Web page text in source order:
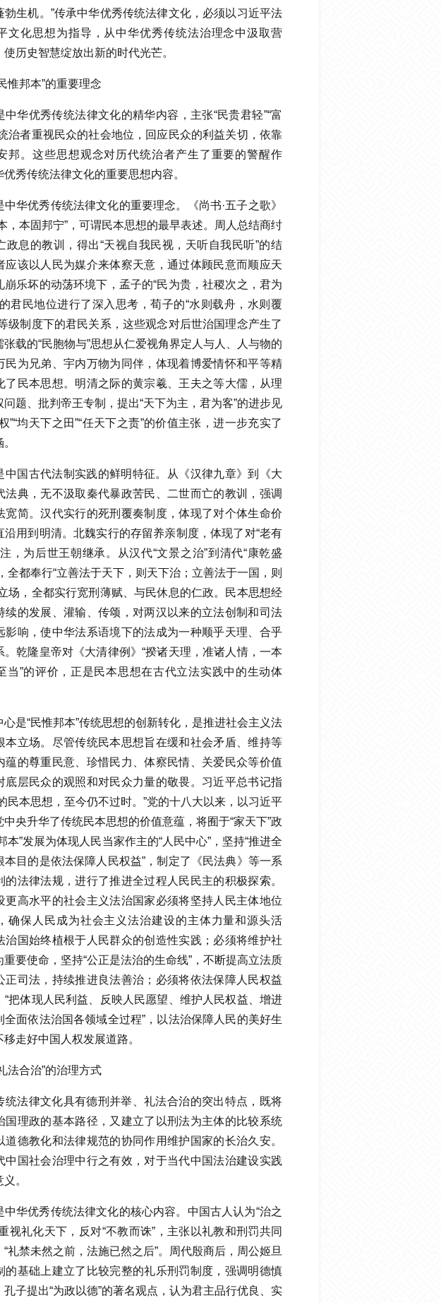
勃生机。”传承中华优秀传统法律文化，必须以习近平法
文化思想为指导，从中华优秀传统法治理念中汲取营
历史智慧绽放出新的时代光芒。
惟邦本”的重要理念
中华优秀传统法律文化的精华内容，主张“民贵君轻”“富
治者重视民众的社会地位，回应民众的利益关切，依靠
邦。这些思想观念对历代统治者产生了重要的警醒作
秀传统法律文化的重要思想内容。
中华优秀传统法律文化的重要理念。《尚书·五子之歌》
，本固邦宁”，可谓民本思想的最早表述。周人总结商纣
政息的教训，得出“天视自我民视，天听自我民听”的结
应该以人民为媒介来体察天意，通过体顾民意而顺应天
崩乐坏的动荡环境下，孟子的“民为贵，社稷次之，君为
君民地位进行了深入思考，荀子的“水则载舟，水则覆
级制度下的君民关系，这些观念对后世治国理念产生了
载的“民胞物与”思想从仁爱视角界定人与人、人与物的
民为兄弟、宇内万物为同伴，体现着博爱情怀和平等精
了民本思想。明清之际的黄宗羲、王夫之等大儒，从理
题、批判帝王专制，提出“天下为主，君为客”的进步见
”“均天下之田”“任天下之责”的价值主张，进一步充实了
中国古代法制实践的鲜明特征。从《汉律九章》到《大
法典，无不汲取秦代暴政苦民、二世而亡的教训，强调
宽简。汉代实行的死刑覆奏制度，体现了对个体生命价
沿用到明清。北魏实行的存留养亲制度，体现了对“老有
，为后世王朝继承。从汉代“文景之治”到清代“康乾盛
全都奉行“立善法于天下，则天下治；立善法于一国，则
场，全都实行宽刑薄赋、与民休息的仁政。民本思想经
续的发展、灌输、传颂，对两汉以来的立法创制和司法
影响，使中华法系语境下的法成为一种顺乎天理、合乎
。乾隆皇帝对《大清律例》“揆诸天理，准诸人情，一本
当”的评价，正是民本思想在古代立法实践中的生动体
心是“民惟邦本”传统思想的创新转化，是推进社会主义法
本立场。尽管传统民本思想旨在缓和社会矛盾、维持等
蕴的尊重民意、珍惜民力、体察民情、关爱民众等价值
底层民众的观照和对民众力量的敬畏。习近平总书记指
民本思想，至今仍不过时。”党的十八大以来，以习近平
中央升华了传统民本思想的价值意蕴，将囿于“家天下”政
本”发展为体现人民当家作主的“人民中心”，坚持“推进全
本目的是依法保障人民权益”，制定了《民法典》等一系
的法律法规，进行了推进全过程人民民主的积极探索。
更高水平的社会主义法治国家必须将坚持人民主体地位
确保人民成为社会主义法治建设的主体力量和源头活
治国始终植根于人民群众的创造性实践；必须将维护社
要使命，坚持“公正是法治的生命线”，不断提高立法质
正司法，持续推进良法善治；必须将依法保障人民权益
“把体现人民利益、反映人民愿望、维护人民权益、增进
全面依法治国各领域全过程”，以法治保障人民的美好生
走好中国人权发展道路。
法合治”的治理方式
统法律文化具有德刑并举、礼法合治的突出特点，既将
国理政的基本路径，又建立了以刑法为主体的比较系统
道德教化和法律规范的协同作用维护国家的长治久安。
中国社会治理中行之有效，对于当代中国法治建设实践
。
中华优秀传统法律文化的核心内容。中国古人认为“治之
视礼化天下，反对“不教而诛”，主张以礼教和刑罚共同
礼禁未然之前，法施已然之后”。周代殷商后，周公姬旦
的基础上建立了比较完整的礼乐刑罚制度，强调明德慎
子提出“为政以德”的著名观点，认为君主品行优良、实